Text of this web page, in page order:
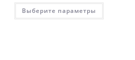
Выберите параметры
Этот
имеет